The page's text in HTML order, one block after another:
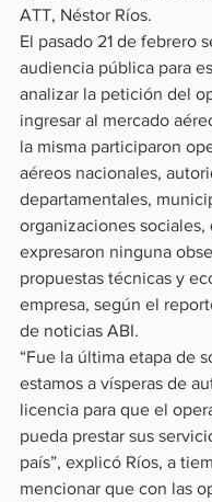
ATT, Néstor Ríos.
El pasado 21 de febrero
audiencia pública para
analizar la petición del
ingresar al mercado
la misma participaron
aéreos nacionales,
departamentales,
organizaciones sociales,
expresaron ninguna
propuestas técnicas y
empresa, según el
de noticias ABI.
“Fue la última etapa de
estamos a vísperas de
licencia para que el
pueda prestar sus
país”, explicó Ríos, a
mencionar que con las